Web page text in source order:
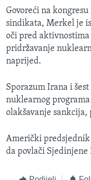
Govoreći na
sindikata, Merkel je
oči pred
pridržavanje
naprijed.
Sporazum Irana i
nuklearnog
olakšavanje sankcija,
Američki predsjednik
da povlači Sjedinjene